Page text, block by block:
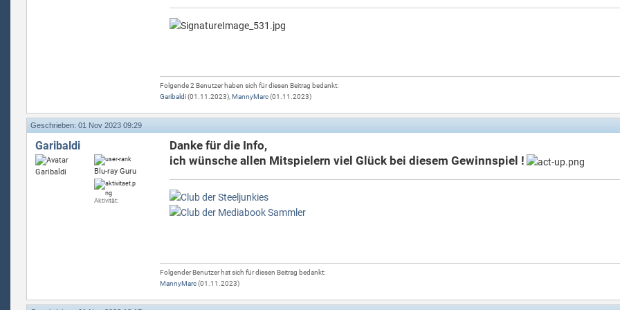
Folgende 2 Benutzer haben sich für diesen Beitrag bedankt:
Garibaldi(01.11.2023), MannyMarc(01.11.2023)
Geschrieben: 01 Nov 2023 09:29
Garibaldi
Blu-ray Guru
Aktivität:
Danke für die Info,
ich wünsche allen Mitspielern viel Glück bei diesem Gewinnspiel !
Folgender Benutzer hat sich für diesen Beitrag bedankt:
MannyMarc(01.11.2023)